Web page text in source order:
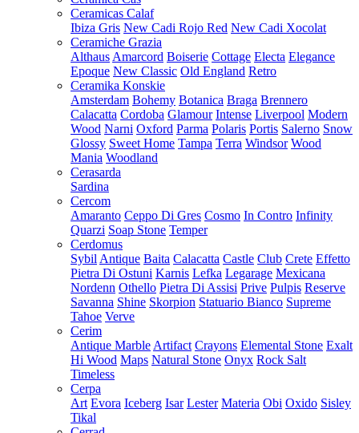
Ceramicas Calaf
Ibiza Gris New Cadi Rojo Red New Cadi Xocolat
Ceramiche Grazia
Althaus Amarcord Boiserie Cottage Electa Elegance
Epoque New Classic Old England Retro
Ceramika Konskie
Amsterdam Bohemy Botanica Braga Brennero
Calacatta Cordoba Glamour Intense Liverpool Modern
Wood Narni Oxford Parma Polaris Portis Salerno Snow
Glossy Sweet Home Tampa Terra Windsor Wood
Mania Woodland
Cerasarda
Sardina
Cercom
Amaranto Ceppo Di Gres Cosmo In Contro Infinity
Quarzi Soap Stone Temper
Cerdomus
Sybil Antique Baita Calacatta Castle Club Crete Effetto
Pietra Di Ostuni Karnis Lefka Legarage Mexicana
Nordenn Othello Pietra Di Assisi Prive Pulpis Reserve
Savanna Shine Skorpion Statuario Bianco Supreme
Tahoe Verve
Cerim
Antique Marble Artifact Crayons Elemental Stone Exalt
Hi Wood Maps Natural Stone Onyx Rock Salt
Timeless
Cerpa
Art Evora Iceberg Isar Lester Materia Obi Oxido Sisley
Tikal